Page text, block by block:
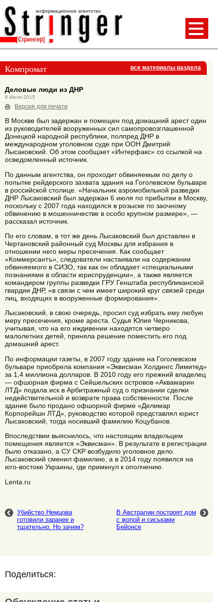
Компромат все материалы раздела
Деловые люди из ДНР
9 Июля 2015
Версия для печати
В Москве был задержан и помещен под домашний арест один
из руководителей вооруженных сил самопровозглашенной
Донецкой народной республики, полпред ДНР в
международном уголовном суде при ООН Дмитрий
Лысаковский. Об этом сообщает «Интерфакс» со ссылкой на
осведомленный источник.
По данным агентства, он проходит обвиняемым по делу о
попытке рейдерского захвата здания на Гоголевском бульваре
в российской столице. «Начальник аэромобильной разведки
ДНР Лысаковский был задержан 6 июля по прибытии в Москву,
поскольку с 2007 года находился в розыске по заочному
обвинению в мошенничестве в особо крупном размере», —
рассказал источник.
По его словам, в тот же день Лысаковский был доставлен в
Чертановский районный суд Москвы для избрания в
отношении него меры пресечения. Как сообщает
«Коммерсантъ», следователи настаивали на содержании
обвиняемого в СИЗО, так как он обладает «специальными
познаниями в области юриспруденции», а также является
командиром группы разведки ГРУ Генштаба республиканской
гвардии ДНР, «в связи с чем имеет широкий круг связей среди
лиц, входящих в вооруженные формирования».
Лысаковский, в свою очередь, просил суд избрать ему любую
меру пресечения, кроме ареста. Судья Юлия Черникова,
учитывая, что на его иждивении находятся четверо
малолетних детей, приняла решение поместить его под
домашний арест.
По информации газеты, в 2007 году здание на Гоголевском
бульваре приобрела компания «Эквисман Холдингс Лимитед»
за 1,4 миллиона долларов. В 2010 году его прежний владелец
— офшорная фирма с Сейшельских островов «Аквамарин
ЛТД» подала иск в Арбитражный суд о признании сделки
недействительной и возврате права собственности. После
здание было продано офшорной фирме «Делимар
Корпорейшн ЛТД», руководство которой представлял юрист
Лысаковский, тогда носивший фамилию Коцубанов.
Впоследствии выяснилось, что настоящим владельцем
помещения является «Эквисман». В результате в регистрации
было отказано, а СУ СКР возбудило уголовное дело.
Лысаковский сменил фамилию, а в 2014 году появился на
юго-востоке Украины, где примкнул к ополчению.
Lenta.ru
Убийство Немцова
готовили заранее и
тщательно. Но зачем?
В Австралии построят дом
с жопой и сиськами
Бейонсе
Поделиться: